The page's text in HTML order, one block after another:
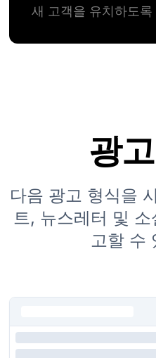
새 고객을 유치하도
광
다음 광고 형식을
트, 뉴스레터 및
고할 수